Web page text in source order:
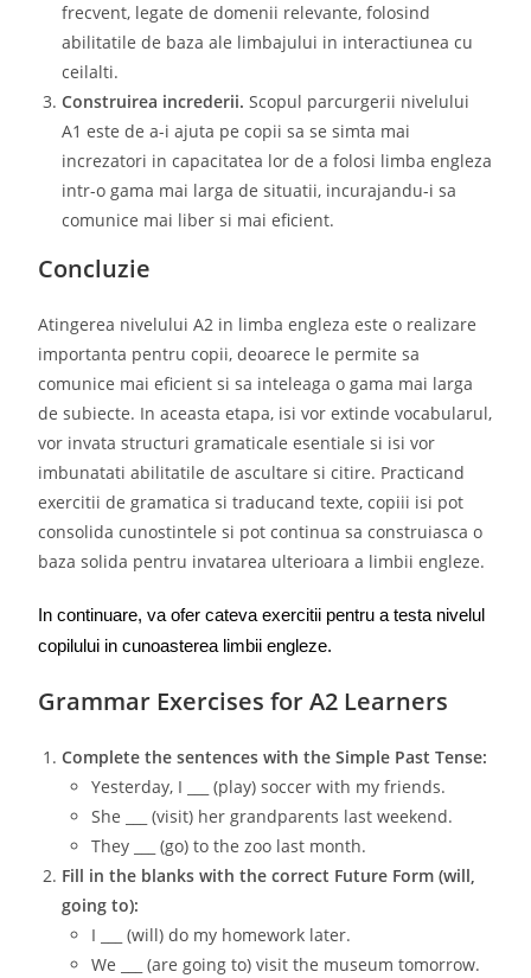
frecvent, legate de domenii relevante, folosind
abilitatile de baza ale limbajului in interactiunea cu
ceilalti.
Construirea increderii. Scopul parcurgerii nivelului
A1 este de a-i ajuta pe copii sa se simta mai
increzatori in capacitatea lor de a folosi limba engleza
intr-o gama mai larga de situatii, incurajandu-i sa
comunice mai liber si mai eficient.
Concluzie
Atingerea nivelului A2 in limba engleza este o realizare
importanta pentru copii, deoarece le permite sa
comunice mai eficient si sa inteleaga o gama mai larga
de subiecte. In aceasta etapa, isi vor extinde vocabularul,
vor invata structuri gramaticale esentiale si isi vor
imbunatati abilitatile de ascultare si citire. Practicand
exercitii de gramatica si traducand texte, copiii isi pot
consolida cunostintele si pot continua sa construiasca o
baza solida pentru invatarea ulterioara a limbii engleze.
In continuare, va ofer cateva exercitii pentru a testa nivelul
copilului in cunoasterea limbii engleze.
Grammar Exercises for A2 Learners
Complete the sentences with the Simple Past Tense:
Yesterday, I ___ (play) soccer with my friends.
She ___ (visit) her grandparents last weekend.
They ___ (go) to the zoo last month.
Fill in the blanks with the correct Future Form (will,
going to):
I ___ (will) do my homework later.
We ___ (are going to) visit the museum tomorrow.